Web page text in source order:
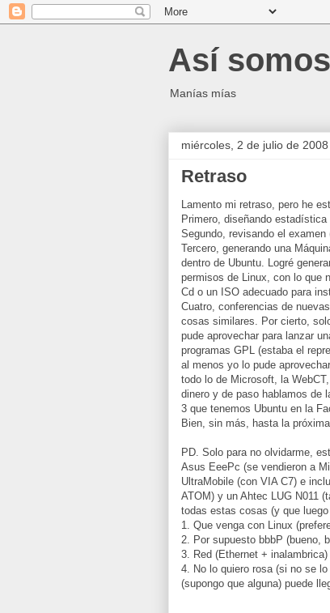
Así
Manías mías
miércoles, 2 de julio de 2008
Retraso
Lamento mi retraso, pero he
Primero, diseñando
Segundo, revisando el
Tercero, generando una
dentro de Ubuntu. Logré
permisos de Linux, con lo que
Cd o un ISO adecuado para
Cuatro, conferencias de
cosas similares. Por cierto,
pude aprovechar para lanzar
programas GPL (estaba el
al menos yo lo pude
todo lo de Microsoft, la
dinero y de paso hablamos de
3 que tenemos Ubuntu en la
Bien, sin más, hasta la
PD. Solo para no olvidarme,
Asus EeePc (se vendieron a
UltraMobile (con VIA C7) e
ATOM) y un Ahtec LUG N011
todas estas cosas (y que
1. Que venga con Linux
2. Por supuesto bbbP (bueno,
3. Red (Ethernet + inalambrica)
4. No lo quiero rosa (si no se
(supongo que alguna) puede